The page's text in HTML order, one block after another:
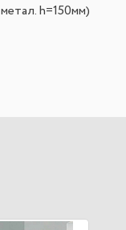
h=150мм)